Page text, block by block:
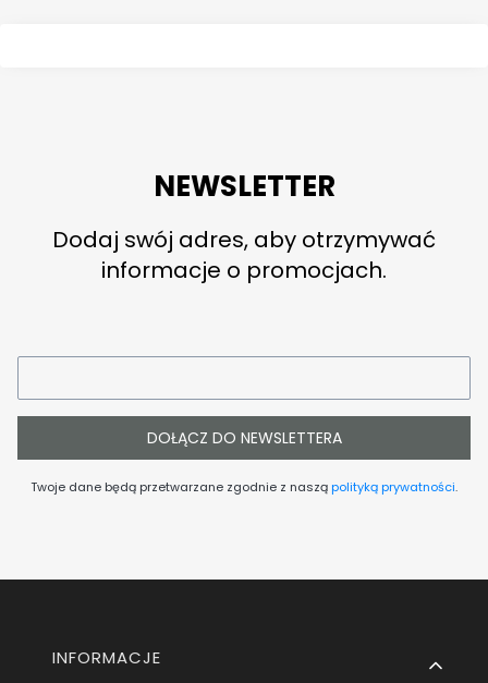
NEWSLETTER
Dodaj swój adres, aby otrzymywać
informacje o promocjach.
DOŁĄCZ DO NEWSLETTERA
Twoje dane będą przetwarzane zgodnie z nasząpolityką prywatności.
Linki w stopce
INFORMACJE